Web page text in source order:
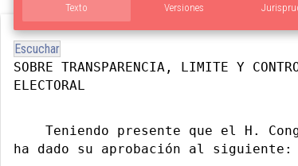
Texto Versiones
Escuchar
SOBRE TRANSPARENCIA, LIMITE Y
ELECTORAL
Teniendo presente que el H.
ha dado su aprobación al siguiente: